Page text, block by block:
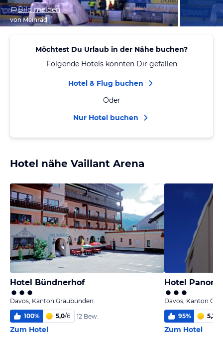
Bild melden
von Meinrad
Möchtest Du Urlaub in der Nähe buchen?
Folgende Hotels könnten Dir gefallen
Hotel & Flug buchen
Oder
Nur Hotel buchen
Hotel nähe Vaillant Arena
Hotel Bündnerhof
Davos, Kanton Graubünden
100% 5,0/6 12 Bew.
Zum Hotel
Hotel
Davos, Kanton
95% 5,3
Zum Hotel